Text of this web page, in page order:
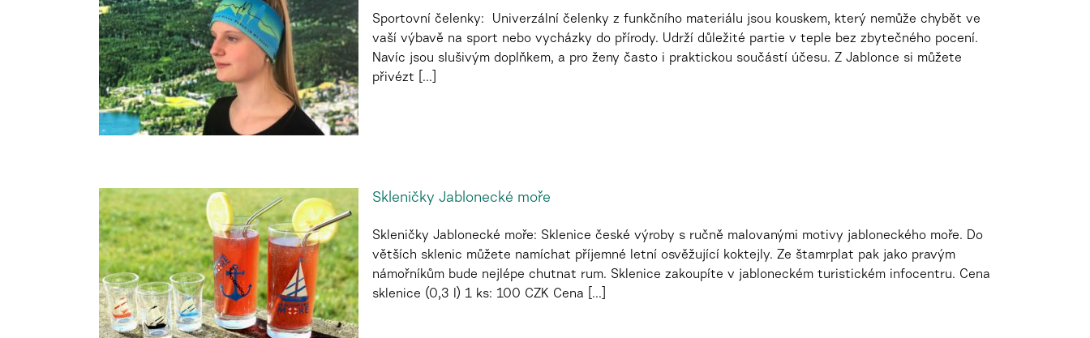
Sportovní čelenky: Univerzální čelenky z funkčního materiálu jsou kouskem, který nemůže chybět ve
vaší výbavě na sport nebo vycházky do přírody. Udrží důležité partie v teple bez zbytečného pocení.
Navíc jsou slušivým doplňkem, a pro ženy často i praktickou součástí účesu. Z Jablonce si můžete
přivézt [...]
Skleničky Jablonecké moře
Skleničky Jablonecké moře: Sklenice české výroby s ručně malovanými motivy jabloneckého moře. Do
větších sklenic můžete namíchat příjemné letní osvěžující koktejly. Ze štamrplat pak jako pravým
námořníkům bude nejlépe chutnat rum. Sklenice zakoupíte v jabloneckém turistickém infocentru. Cena
sklenice (0,3 l) 1 ks: 100 CZK Cena [...]